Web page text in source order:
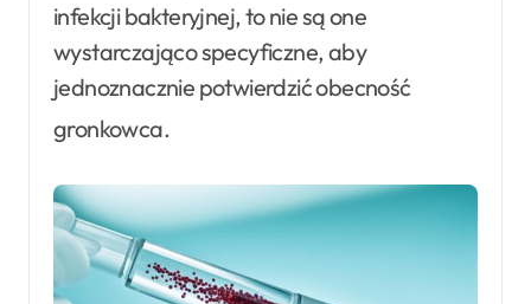
infekcji bakteryjnej, to nie są one
wystarczająco specyficzne, aby
jednoznacznie potwierdzić obecność
gronkowca.